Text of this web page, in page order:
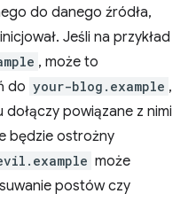
do danego źródła,
Jeśli na przykład
, może to
do your-blog.example ,
powiązane z nimi
będzie ostrożny
może
postów czy